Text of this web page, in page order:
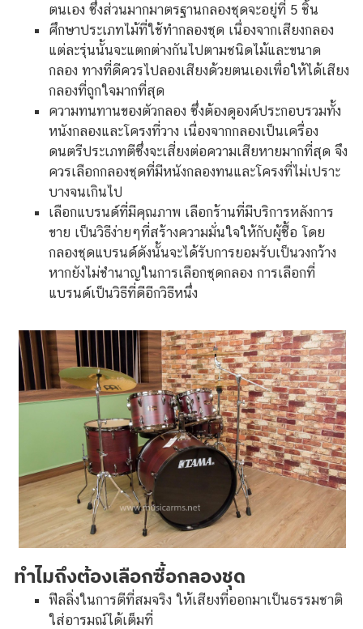
ตนเอง ซึ่งส่วนมากมาตรฐานกลองชุดจะอยู่ที่ 5 ชิ้น
ศึกษาประเภทไม้ที่ใช้ทำกลองชุด เนื่องจากเสียงกลอง
แต่ละรุ่นนั้นจะแตกต่างกันไปตามชนิดไม้และขนาด
กลอง ทางที่ดีควรไปลองเสียงด้วยตนเองเพื่อให้ได้เสียง
กลองที่ถูกใจมากที่สุด
ความทนทานของตัวกลอง ซึ่งต้องดูองค์ประกอบรวมทั้ง
หนังกลองและโครงที่วาง เนื่องจากกลองเป็นเครื่อง
ดนตรีประเภทตีซึ่งจะเสี่ยงต่อความเสียหายมากที่สุด จึง
ควรเลือกกลองชุดที่มีหนังกลองทนและโครงที่ไม่เปราะ
บางจนเกินไป
เลือกแบรนด์ที่มีคุณภาพ เลือกร้านที่มีบริการหลังการ
ขาย เป็นวิธีง่ายๆที่สร้างความมั่นใจให้กับผู้ซื้อ โดย
กลองชุดแบรนด์ดังนั้นจะได้รับการยอมรับเป็นวงกว้าง
หากยังไม่ชำนาญในการเลือกชุดกลอง การเลือกที่
แบรนด์เป็นวิธีที่ดีอีกวิธีหนึ่ง
ทำไมถึงต้องเลือกซื้อกลองชุด
ฟีลลิ่งในการตีที่สมจริง ให้เสียงที่ออกมาเป็นธรรมชาติ
ใส่อารมณ์ได้เต็มที่